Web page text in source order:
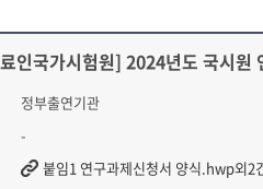
인국가시험원] 2024년도 국시원
정부출연기관
-
붙임1 연구과제신청서 양식.hwp외2